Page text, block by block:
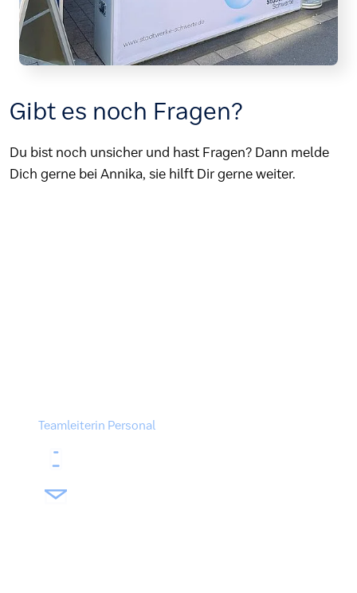
Gibt es noch Fragen?
Du bist noch unsicher und hast Fragen? Dann melde
Dich gerne bei Annika, sie hilft Dir gerne weiter.
Teamleiterin Personal